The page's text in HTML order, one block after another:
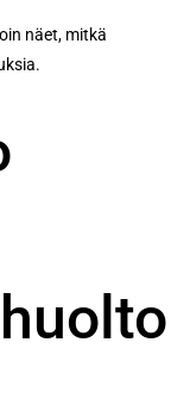
näet, mitkä